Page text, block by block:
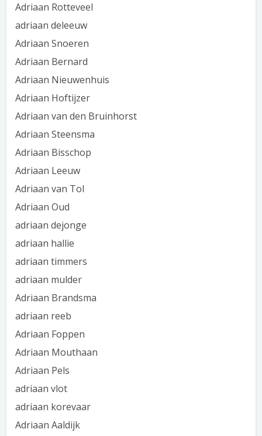
Adriaan Rotteveel
adriaan deleeuw
Adriaan Snoeren
Adriaan Bernard
Adriaan Nieuwenhuis
Adriaan Hoftijzer
Adriaan van den Bruinhorst
Adriaan Steensma
Adriaan Bisschop
Adriaan Leeuw
Adriaan van Tol
Adriaan Oud
adriaan dejonge
adriaan hallie
adriaan timmers
adriaan mulder
Adriaan Brandsma
adriaan reeb
Adriaan Foppen
Adriaan Mouthaan
Adriaan Pels
adriaan vlot
adriaan korevaar
Adriaan Aaldijk